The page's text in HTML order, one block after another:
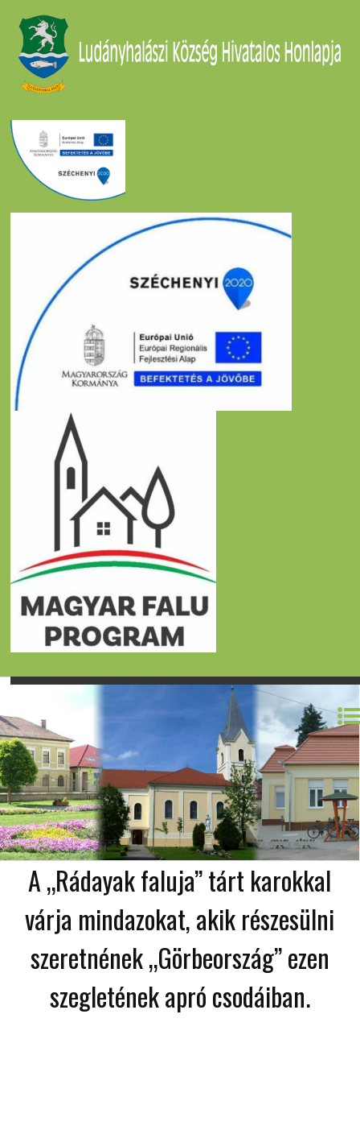
A „Rádayak faluja” tárt karokkal
várja mindazokat, akik részesülni
szeretnének „Görbeország” ezen
szegletének apró csodáiban.